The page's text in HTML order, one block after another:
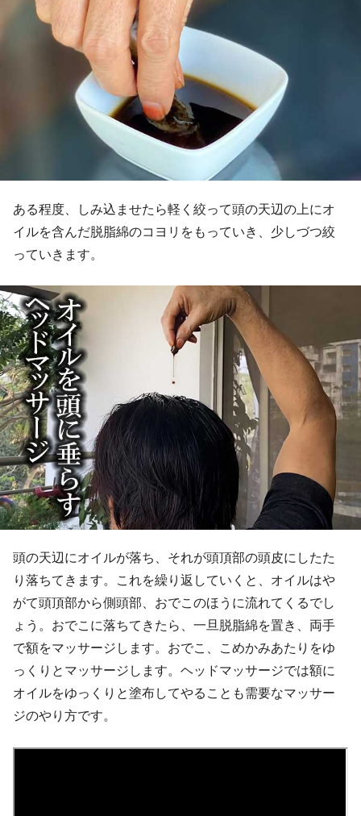
ある程度、しみ込ませたら軽く絞って頭の天辺の上にオ
イルを含んだ脱脂綿のコヨリをもっていき、少しづつ絞
っていきます。
頭の天辺にオイルが落ち、それが頭頂部の頭皮にしたた
り落ちてきます。これを繰り返していくと、オイルはや
がて頭頂部から側頭部、おでこのほうに流れてくるでし
ょう。おでこに落ちてきたら、一旦脱脂綿を置き、両手
で額をマッサージします。おでこ、こめかみあたりをゆ
っくりとマッサージします。ヘッドマッサージでは額に
オイルをゆっくりと塗布してやることも需要なマッサー
ジのやり方です。